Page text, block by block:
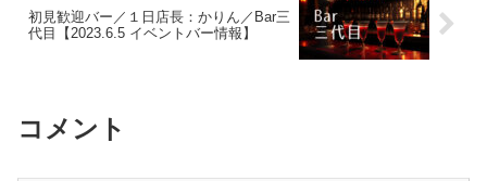
初見歓迎バー／１日店長：かりん／Bar三
代目【2023.6.5 イベントバー情報】
コメント